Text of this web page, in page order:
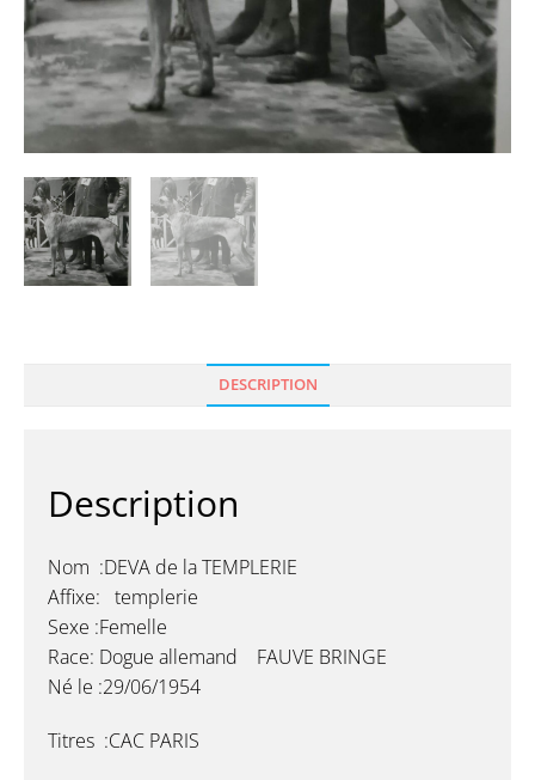
DESCRIPTION
Description
Nom :DEVA de la TEMPLERIE
Affixe: templerie
Sexe :Femelle
Race: Dogue allemand FAUVE BRINGE
Né le :29/06/1954
Titres :CAC PARIS